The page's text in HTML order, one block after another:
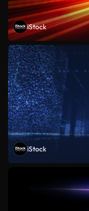
iStock
iStock